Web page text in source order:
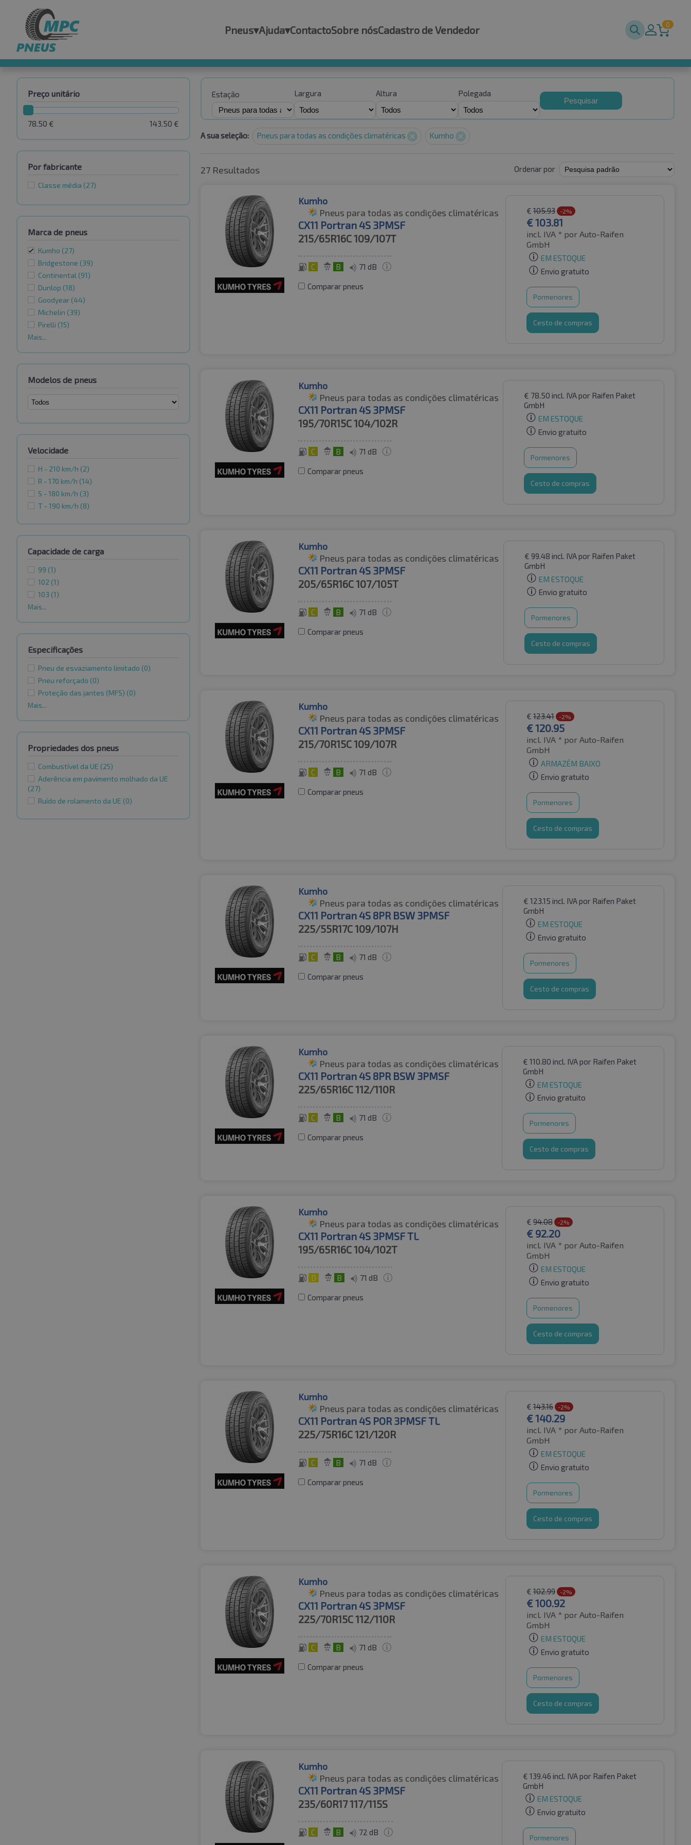
Pneus▾Ajuda▾ContactoSobre nósCadastro de Vendedor 0
Preço unitário
143.50 €
78.50 €
Por fabricante
Classe média (27)
Marca de pneus
Kumho (27)
Bridgestone (39)
Continental (91)
Dunlop (18)
Goodyear (44)
Michelin (39)
Pirelli (15)
Mais...
Modelos de pneus
Velocidade
H - 210 km/h (2)
R - 170 km/h (14)
S - 180 km/h (3)
T - 190 km/h (8)
Capacidade de carga
99 (1)
102 (1)
103 (1)
Mais...
Especificações
Pneu de esvaziamento limitado (0)
Pneu reforçado (0)
Proteção das jantes (MFS) (0)
Mais...
Propriedades dos pneus
Combustível da UE (25)
Aderência em pavimento molhado da UE
(27)
Ruído de rolamento da UE (0)
Estação Largura Altura Polegada
Pesquisar
A sua seleção: Pneus para todas as condições climatéricas Kumho
27 Resultados Ordenar por
Kumho
Pneus para todas as condições climatéricas
CX11 Portran 4S 3PMSF
215/65R16C109/107T
C B 71 dB
Comparar pneus
€ 105.93 -2%
€103.81
incl. IVA * por Auto-Raifen
GmbH
EM ESTOQUE
Envio gratuito
Pormenores
Cesto de compras
Kumho
Pneus para todas as condições climatéricas
CX11 Portran 4S 3PMSF
195/70R15C104/102R
C B 71 dB
Comparar pneus
€ 78.50 incl. IVApor Raifen Paket
GmbH
EM ESTOQUE
Envio gratuito
Pormenores
Cesto de compras
Kumho
Pneus para todas as condições climatéricas
CX11 Portran 4S 3PMSF
205/65R16C107/105T
C B 71 dB
Comparar pneus
€ 99.48 incl. IVApor Raifen Paket
GmbH
EM ESTOQUE
Envio gratuito
Pormenores
Cesto de compras
Kumho
Pneus para todas as condições climatéricas
CX11 Portran 4S 3PMSF
215/70R15C109/107R
C B 71 dB
Comparar pneus
€ 123.41 -2%
€120.95
incl. IVA * por Auto-Raifen
GmbH
ARMAZÉM BAIXO
Envio gratuito
Pormenores
Cesto de compras
Kumho
Pneus para todas as condições climatéricas
CX11 Portran 4S 8PR BSW 3PMSF
225/55R17C109/107H
C B 71 dB
Comparar pneus
€ 123.15 incl. IVApor Raifen Paket
GmbH
EM ESTOQUE
Envio gratuito
Pormenores
Cesto de compras
Kumho
Pneus para todas as condições climatéricas
CX11 Portran 4S 8PR BSW 3PMSF
225/65R16C112/110R
C B 71 dB
Comparar pneus
€ 110.80 incl. IVApor Raifen Paket
GmbH
EM ESTOQUE
Envio gratuito
Pormenores
Cesto de compras
Kumho
Pneus para todas as condições climatéricas
CX11 Portran 4S 3PMSF TL
195/65R16C104/102T
D B 71 dB
Comparar pneus
€ 94.08 -2%
€ 92.20
incl. IVA * por Auto-Raifen
GmbH
EM ESTOQUE
Envio gratuito
Pormenores
Cesto de compras
Kumho
Pneus para todas as condições climatéricas
CX11 Portran 4S POR 3PMSF TL
225/75R16C121/120R
C B 71 dB
Comparar pneus
€ 143.16 -2%
€140.29
incl. IVA * por Auto-Raifen
GmbH
EM ESTOQUE
Envio gratuito
Pormenores
Cesto de compras
Kumho
Pneus para todas as condições climatéricas
CX11 Portran 4S 3PMSF
225/70R15C112/110R
C B 71 dB
Comparar pneus
€ 102.99 -2%
€100.92
incl. IVA * por Auto-Raifen
GmbH
EM ESTOQUE
Envio gratuito
Pormenores
Cesto de compras
Kumho
Pneus para todas as condições climatéricas
CX11 Portran 4S 3PMSF
235/60R17117/115S
C B 72 dB
€ 139.46 incl. IVApor Raifen Paket
GmbH
EM ESTOQUE
Envio gratuito
Pormenores